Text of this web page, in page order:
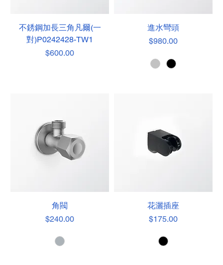
不銹鋼加長三角凡爾(一
對)P0242428-TW1
價格
$600.00
進水彎頭
價格
$980.00
角閥
價格
$240.00
花灑插座
價格
$175.00